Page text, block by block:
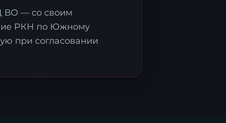
ВО — со своим
РКН по Южному
при согласовании